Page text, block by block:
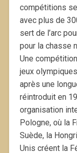
compétitions
avec plus de
sert de l’arc
pour la chasse
Une
jeux
après une
réintroduit en
organisation
Pologne, où la
Suède, la
Unis créent la